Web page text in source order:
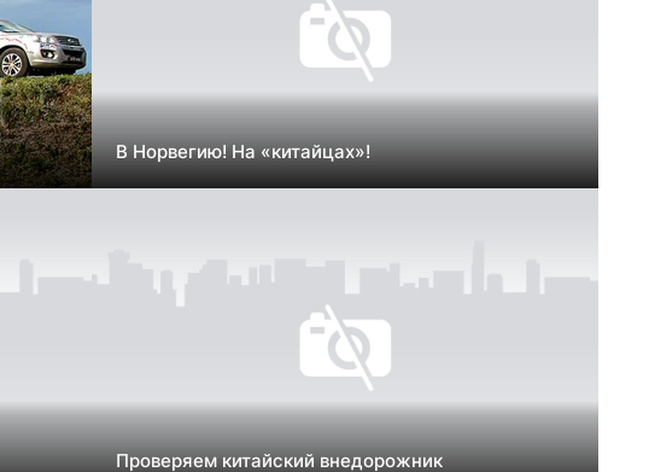
В Норвегию! На «китайцах»!
Проверяем китайский внедорожник